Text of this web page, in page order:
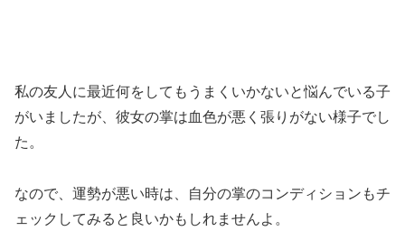
私の友人に最近何をしてもうまくいかないと悩んでいる子
がいましたが、彼女の掌は血色が悪く張りがない様子でし
た。
なので、運勢が悪い時は、自分の掌のコンディションもチ
ェックしてみると良いかもしれませんよ。